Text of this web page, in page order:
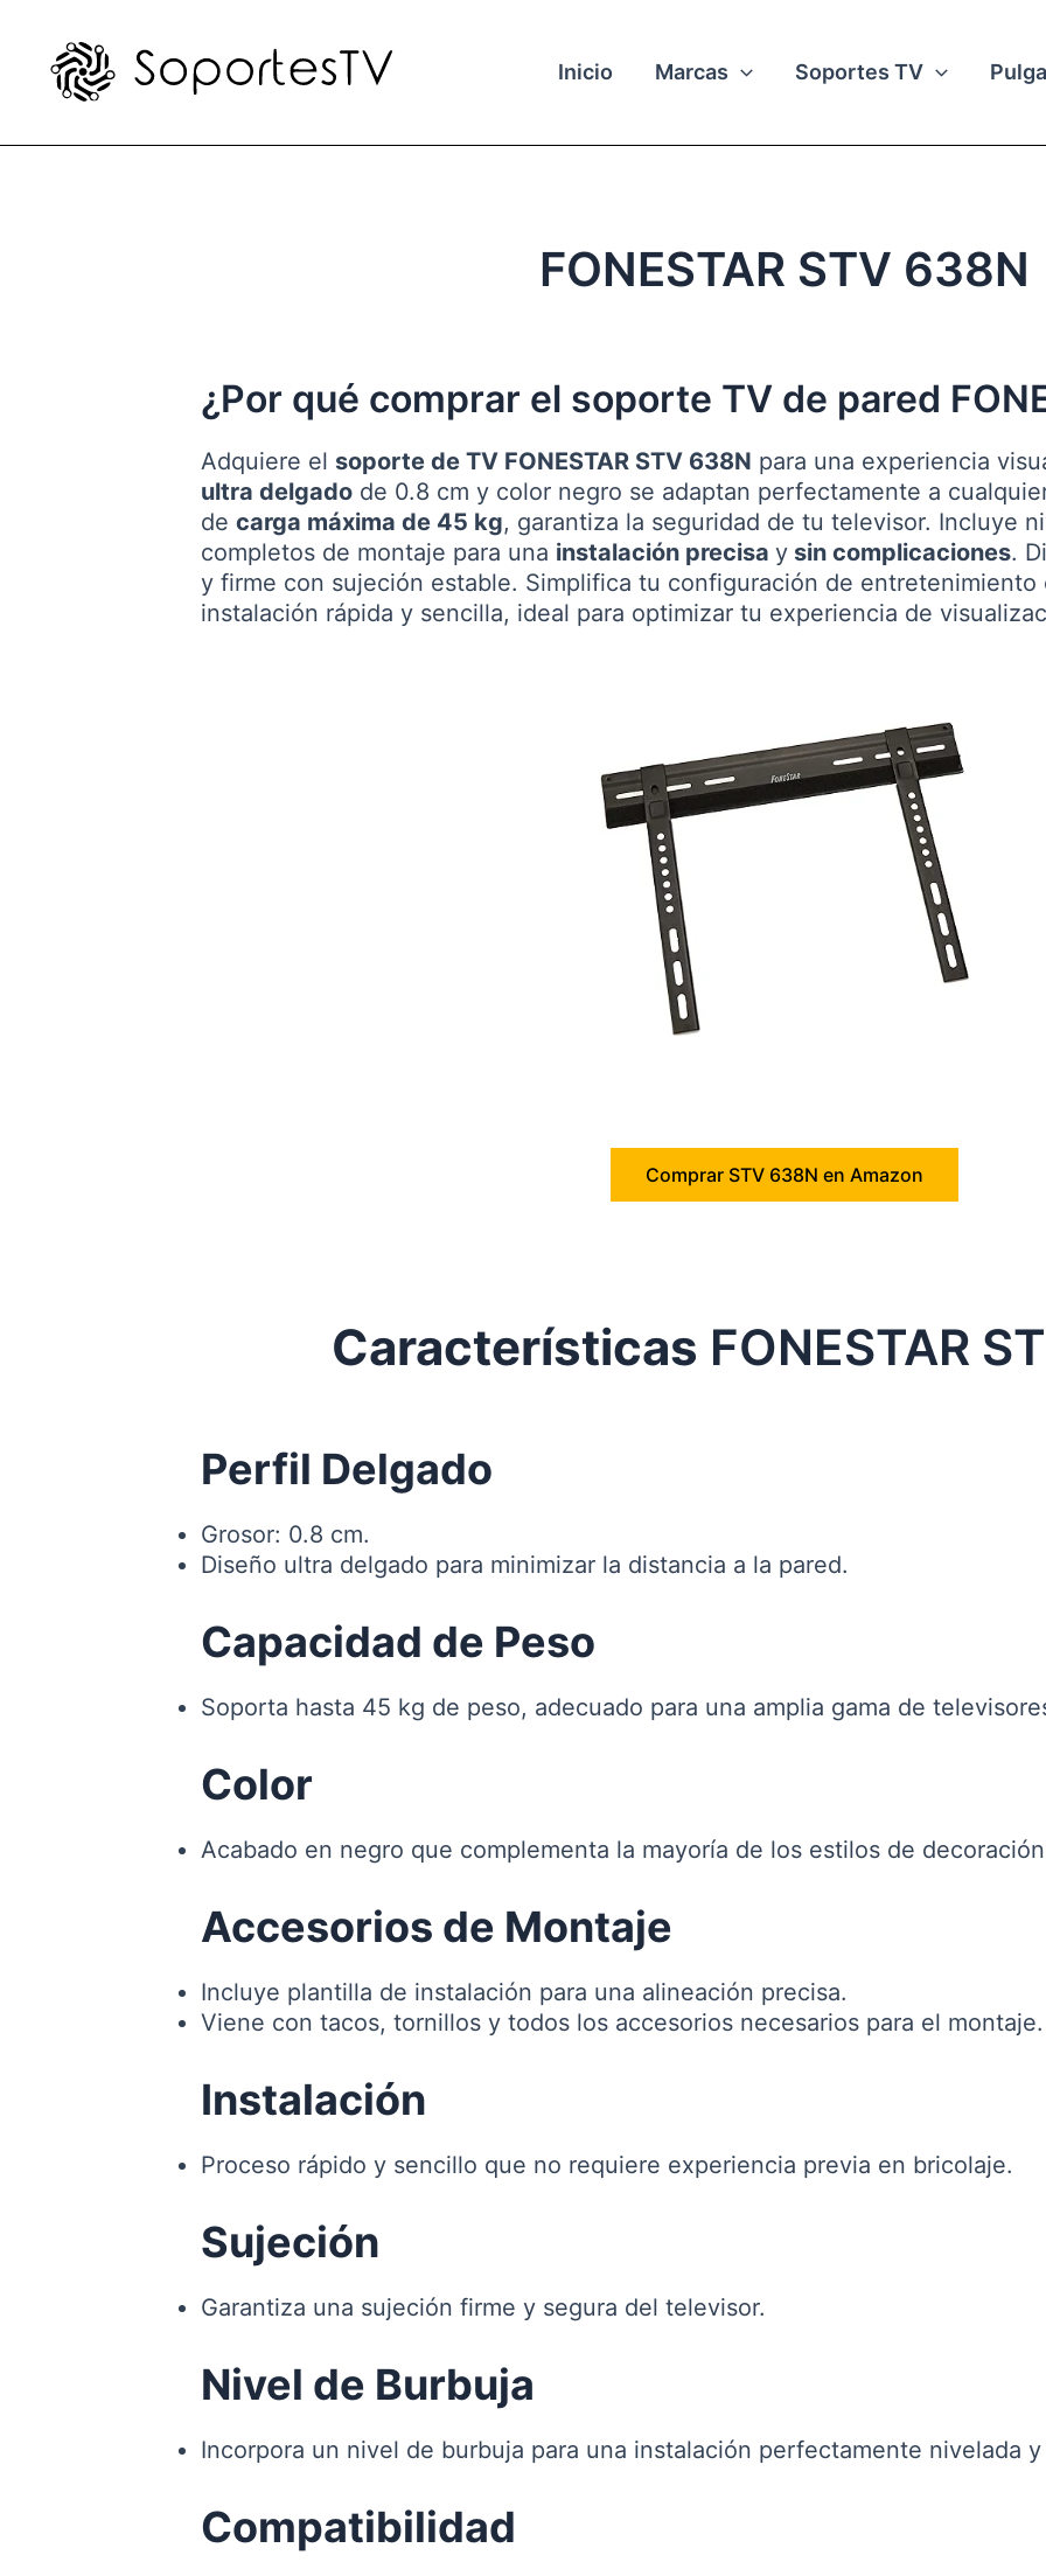
contenido
Inicio Marcas Soportes TV
FONESTAR STV 638N
¿Por qué comprar el soporte TV de pared
Adquiere el soporte de TV FONESTAR STV 638N para una experiencia
ultra delgado de 0.8 cm y color negro se adaptan perfectamente a
de carga máxima de 45 kg, garantiza la seguridad de tu televisor. Incluye
completos de montaje para una instalación precisa y sin complicaciones.
y firme con sujeción estable. Simplifica tu configuración de
instalación rápida y sencilla, ideal para optimizar tu experiencia de
Comprar STV 638N en Amazon
Características FONESTAR
Perfil Delgado
Grosor: 0.8 cm.
Diseño ultra delgado para minimizar la distancia a la pared.
Capacidad de Peso
Soporta hasta 45 kg de peso, adecuado para una amplia gama de
Color
Acabado en negro que complementa la mayoría de los estilos de
Accesorios de Montaje
Incluye plantilla de instalación para una alineación precisa.
Viene con tacos, tornillos y todos los accesorios necesarios para el montaje.
Instalación
Proceso rápido y sencillo que no requiere experiencia previa en bricolaje.
Sujeción
Garantiza una sujeción firme y segura del televisor.
Nivel de Burbuja
Incorpora un nivel de burbuja para una instalación perfectamente nivelada
Compatibilidad